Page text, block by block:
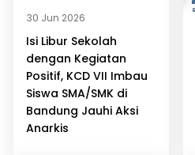
30 Jun 2026
Isi Libur Sekolah
dengan Kegiatan
Positif, KCD VII Imbau
Siswa SMA/SMK di
Bandung Jauhi Aksi
Anarkis